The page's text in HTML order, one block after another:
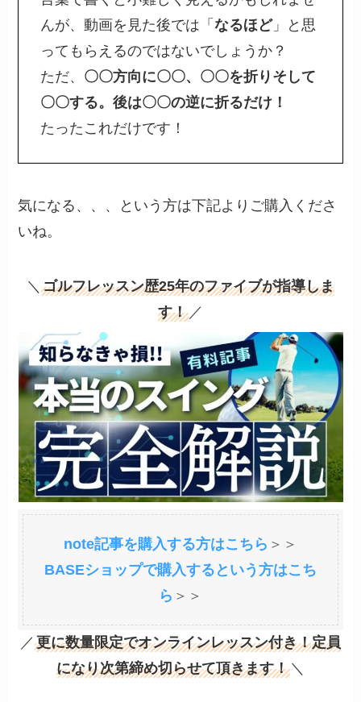
んが、動画を見た後では「なるほど」と思
ってもらえるのではないでしょうか？
ただ、 〇〇方向に〇〇、 〇〇を折りそして
〇〇する。後は〇〇の逆に折るだけ！
たったこれだけです！
気になる、、、という方は下記よりご購入くださ
いね。
＼ ゴルフレッスン歴25年のファイブが指導しま
す！ ／
note記事を購入する方はこちら ＞＞
BASEショップで購入するという方はこち
ら ＞＞
／ 更に数量限定でオンラインレッスン付き！定員
になり次第締め切らせて頂きます！ ＼